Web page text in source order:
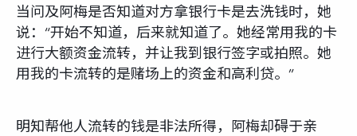
当问及阿梅是否知道对方拿银行卡是去洗钱时，她
说：“开始不知道，后来就知道了。她经常用我的卡
进行大额资金流转，并让我到银行签字或拍照。她
用我的卡流转的是赌场上的资金和高利贷。”
明知帮他人流转的钱是非法所得，阿梅却碍于亲